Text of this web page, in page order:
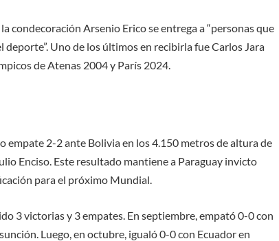
condecoración Arsenio Erico se entrega a “personas que
Uno de los últimos en recibirla fue Carlos Jara
de Atenas 2004 y París 2024.
empate 2-2 ante Bolivia en los 4.150 metros de altura de
Enciso. Este resultado mantiene a Paraguay invicto
para el próximo Mundial.
3 victorias y 3 empates. En septiembre, empató 0-0 con
Luego, en octubre, igualó 0-0 con Ecuador en